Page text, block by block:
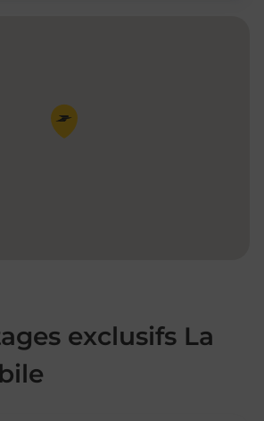
Pin de la carte
exclusifs La